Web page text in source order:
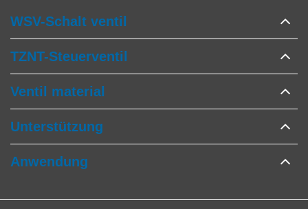
WSV-Schalt ventil
TZNT-Steuerventil
Ventil material
Unterstützung
Anwendung